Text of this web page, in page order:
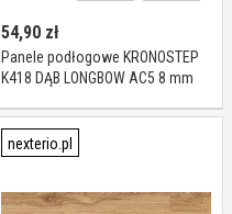
54,90 zł
Panele podłogowe KRONOSTEP
K418 DĄB LONGBOW AC5 8 mm
nexterio.pl